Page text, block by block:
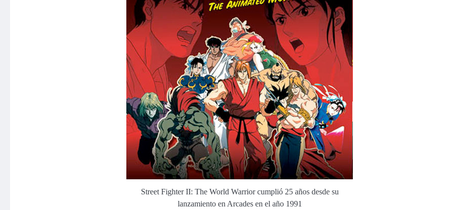
Street Fighter II: The World Warrior cumplió 25 años desde su
lanzamiento en Arcades en el año 1991